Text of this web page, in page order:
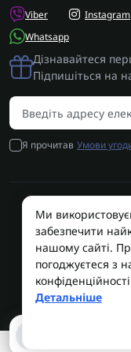
Viber
Whatsapp
Instagram
Дізнавайтеся
Підпишіться на
Я прочитав Умови
AUTOSHIFT |
Ми
забезпечити
нашому сайті.
погоджуєтеся з
Детальніше